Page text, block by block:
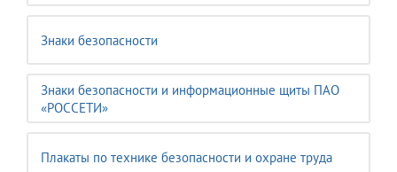
Знаки безопасности
Знаки безопасности и информационные щиты ПАО
«РОССЕТИ»
Плакаты по технике безопасности и охране труда